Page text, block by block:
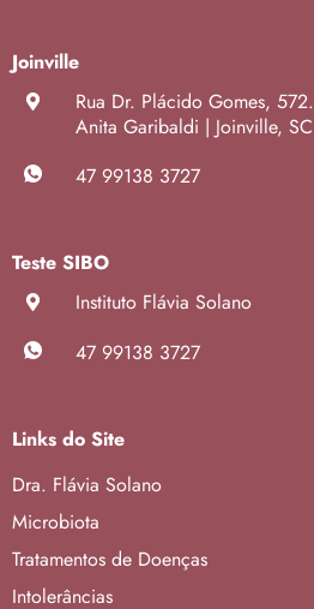
Joinville
Rua Dr. Plácido Gomes, 572.
Anita Garibaldi | Joinville, SC
47 99138 3727
Teste SIBO
Instituto Flávia Solano
47 99138 3727
Links do Site
Dra. Flávia Solano
Microbiota
Tratamentos de Doenças
Intolerâncias